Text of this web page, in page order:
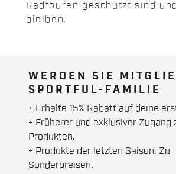
Radtouren geschützt sind
bleiben.
WERDEN SIE
SPORTFUL-FAMILIE
+ Erhalte 15% Rabatt auf deine
+ Früherer und exklusiver Zugang
Produkten.
+ Produkte der letzten Saison. Zu
Sonderpreisen.